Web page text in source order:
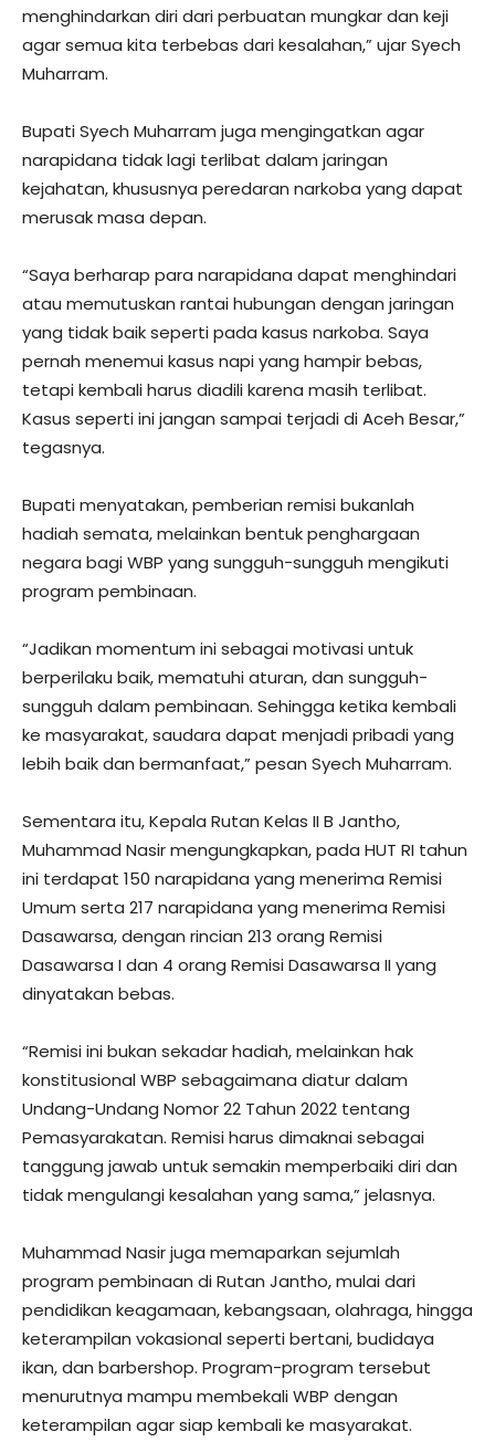
menghindarkan diri dari perbuatan mungkar dan keji
agar semua kita terbebas dari kesalahan,” ujar Syech
Muharram.
Bupati Syech Muharram juga mengingatkan agar
narapidana tidak lagi terlibat dalam jaringan
kejahatan, khususnya peredaran narkoba yang dapat
merusak masa depan.
“Saya berharap para narapidana dapat menghindari
atau memutuskan rantai hubungan dengan jaringan
yang tidak baik seperti pada kasus narkoba. Saya
pernah menemui kasus napi yang hampir bebas,
tetapi kembali harus diadili karena masih terlibat.
Kasus seperti ini jangan sampai terjadi di Aceh Besar,”
tegasnya.
Bupati menyatakan, pemberian remisi bukanlah
hadiah semata, melainkan bentuk penghargaan
negara bagi WBP yang sungguh-sungguh mengikuti
program pembinaan.
“Jadikan momentum ini sebagai motivasi untuk
berperilaku baik, mematuhi aturan, dan sungguh-
sungguh dalam pembinaan. Sehingga ketika kembali
ke masyarakat, saudara dapat menjadi pribadi yang
lebih baik dan bermanfaat,” pesan Syech Muharram.
Sementara itu, Kepala Rutan Kelas II B Jantho,
Muhammad Nasir mengungkapkan, pada HUT RI tahun
ini terdapat 150 narapidana yang menerima Remisi
Umum serta 217 narapidana yang menerima Remisi
Dasawarsa, dengan rincian 213 orang Remisi
Dasawarsa I dan 4 orang Remisi Dasawarsa II yang
dinyatakan bebas.
“Remisi ini bukan sekadar hadiah, melainkan hak
konstitusional WBP sebagaimana diatur dalam
Undang-Undang Nomor 22 Tahun 2022 tentang
Pemasyarakatan. Remisi harus dimaknai sebagai
tanggung jawab untuk semakin memperbaiki diri dan
tidak mengulangi kesalahan yang sama,” jelasnya.
Muhammad Nasir juga memaparkan sejumlah
program pembinaan di Rutan Jantho, mulai dari
pendidikan keagamaan, kebangsaan, olahraga, hingga
keterampilan vokasional seperti bertani, budidaya
ikan, dan barbershop. Program-program tersebut
menurutnya mampu membekali WBP dengan
keterampilan agar siap kembali ke masyarakat.